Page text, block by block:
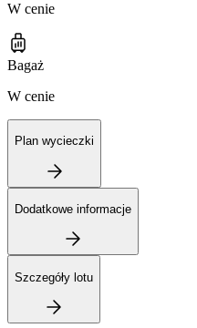
W cenie
Bagaż
W cenie
Plan wycieczki
Dodatkowe informacje
Szczegóły lotu